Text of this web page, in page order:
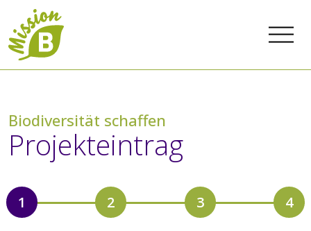
Biodiversität schaffen
Projekteintrag
1 2 3 4